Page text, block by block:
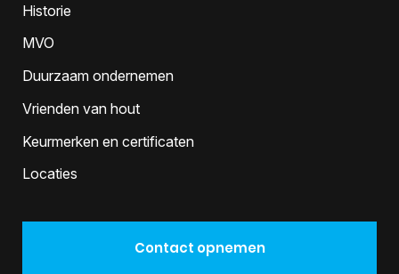
Historie
MVO
Duurzaam ondernemen
Vrienden van hout
Keurmerken en certificaten
Locaties
Contact opnemen